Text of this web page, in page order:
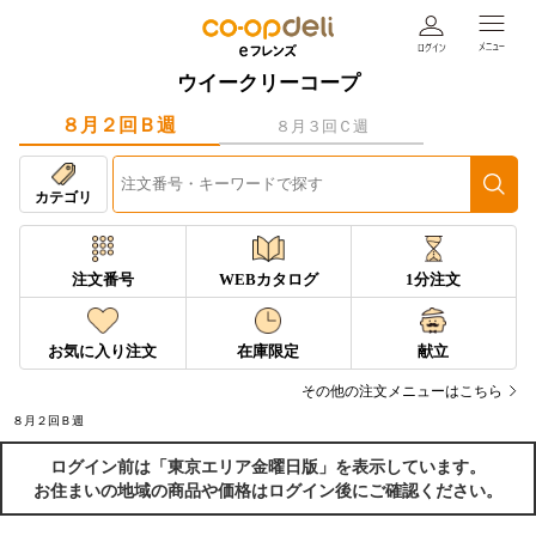
ウイークリーコープ
８月２回Ｂ週 ８月３回Ｃ週
カテゴリ
注文番号 WEBカタログ 1分注文
お気に入り注文 在庫限定 献立
その他の注文メニューはこちら
８月２回Ｂ週
ログイン前は「東京エリア金曜日版」を表示しています。
お住まいの地域の商品や価格はログイン後にご確認ください。